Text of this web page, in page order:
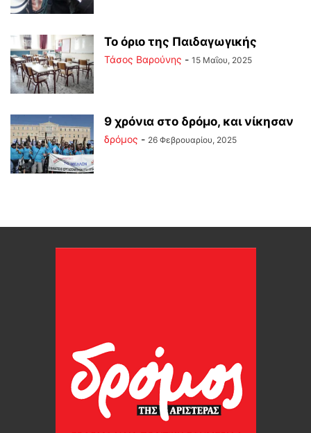
Το όριο της Παιδαγωγικής
Τάσος Βαρούνης - 15 Μαΐου, 2025
9 χρόνια στο δρόμο, και νίκησαν
δρόμος - 26 Φεβρουαρίου, 2025